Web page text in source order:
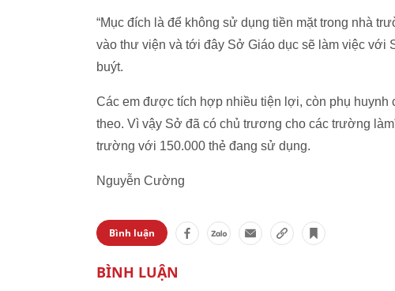
“Mục đích là để không sử dụng tiền mặt trong nhà
vào thư viện và tới đây Sở Giáo dục sẽ làm việc với
buýt.
Các em được tích hợp nhiều tiện lợi, còn phụ huynh
theo. Vì vậy Sở đã có chủ trương cho các trường
trường với 150.000 thẻ đang sử dụng.
Nguyễn Cường
Bình luận